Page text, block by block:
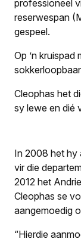
professioneel
reserwespan
gespeel.
Op ’n kruispad
Cleophas het
sy lewe en dié
In 2008 het hy
vir die
2012 het
Cleophas se
aangemoedig
“Hierdie